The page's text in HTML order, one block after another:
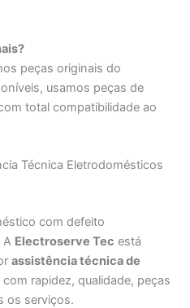
peças originais do
usamos peças de
total compatibilidade ao
Técnica Eletrodomésticos
com defeito
A Electroserve Tec está
assistência técnica de
com rapidez, qualidade, peças
os serviços.